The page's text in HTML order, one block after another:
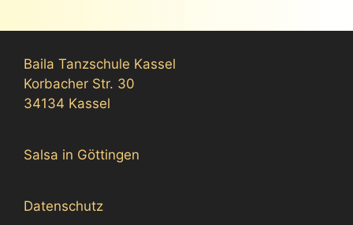
Baila Tanzschule Kassel
Korbacher Str. 30
34134 Kassel
Salsa in Göttingen
Datenschutz